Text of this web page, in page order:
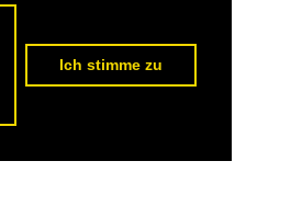
Ich stimme zu